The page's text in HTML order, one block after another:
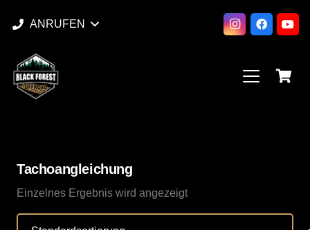
ANRUFEN
Tachoangleichung
Einzelnes Ergebnis wird angezeigt